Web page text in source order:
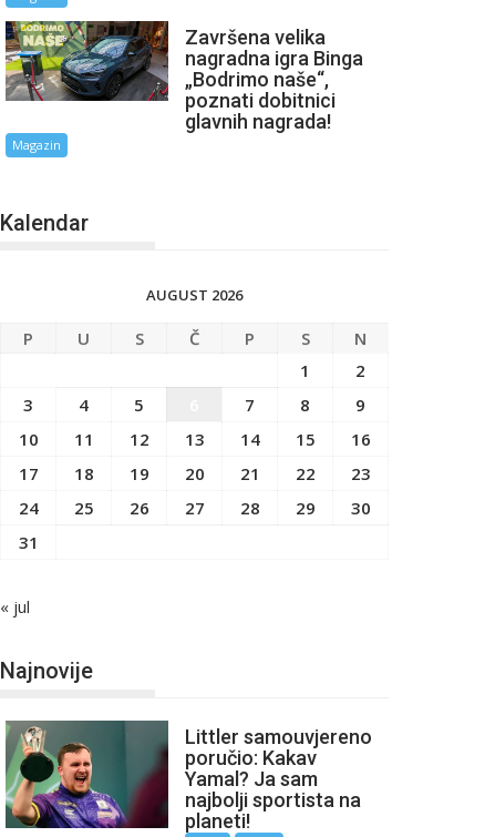
Završena velika
nagradna igra Binga
„Bodrimo naše“,
poznati dobitnici
glavnih nagrada!
Magazin
Kalendar
AUGUST 2026
P U S Č P S
N
1
2
3
4 5 7 8
9
10
11 12 13 14 15
16
17
18 19 20 21 22
23
24
25 26 27 28 29
30
31
« jul
Najnovije
Littler samouvjereno
poručio: Kakav
Yamal? Ja sam
najbolji sportista na
planeti!